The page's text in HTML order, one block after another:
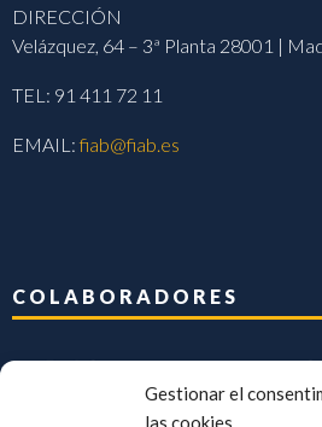
Gestionar el
las cookies
DIRECCIÓN
Velázquez, 64 – 3ª Planta 28001 |
TEL: 91 411 72 11
EMAIL:fiab@fiab.es
COLABORADORES